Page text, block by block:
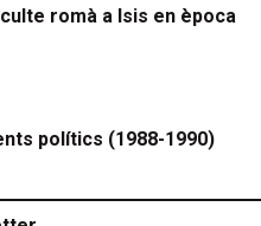
romà a Isis en època
polítics (1988-1990)